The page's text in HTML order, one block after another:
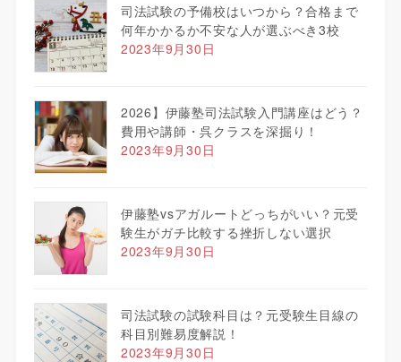
司法試験の予備校はいつから？合格まで
何年かかるか不安な人が選ぶべき3校
2023年9月30日
2026】伊藤塾司法試験入門講座はどう？
費用や講師・呉クラスを深掘り！
2023年9月30日
伊藤塾vsアガルートどっちがいい？元受
験生がガチ比較する挫折しない選択
2023年9月30日
司法試験の試験科目は？元受験生目線の
科目別難易度解説！
2023年9月30日